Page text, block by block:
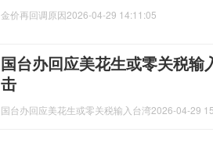
金价再回调原因2026-04-29 14:11:05
国台办回应美花生或零关税输
击
国台办回应美花生或零关税输入台湾2026-04-29